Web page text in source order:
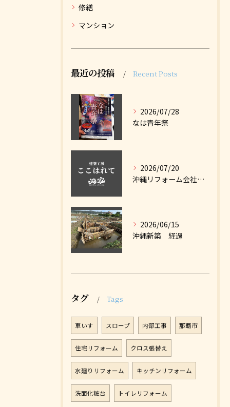
修繕
マンション
最近の投稿 Recent Posts
2026/07/28
なは青年祭
2026/07/20
沖縄リフォーム会社ナビに掲載しました
2026/06/15
沖縄新築 経過
タグ Tags
車いす スロープ 内部工事 那覇市
住宅リフォーム クロス張替え
水廻りリフォーム キッチンリフォーム
洗面化粧台 トイレリフォーム